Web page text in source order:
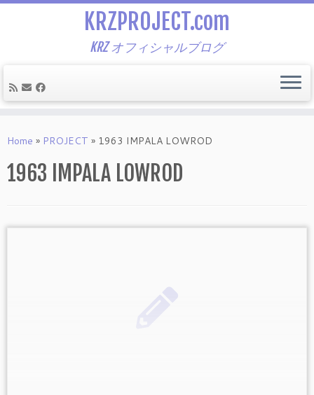
to
KRZPROJECT.com
KRZ オフィシャルブログ
Home » PROJECT » 1963 IMPALA LOWROD
1963 IMPALA LOWROD